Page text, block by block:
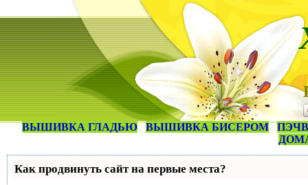
ВЫШИВКА ГЛАДЬЮ ВЫШИВКА БИСЕРОМ
Как продвинуть сайт на первые места?